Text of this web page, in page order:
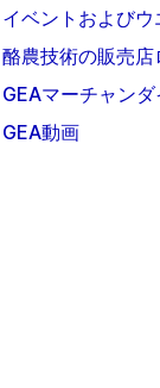
イベントおよびウ
酪農技術の販売店
GEAマーチャン
GEA動画